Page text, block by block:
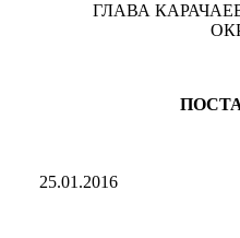
ГЛАВА
25.01.2016